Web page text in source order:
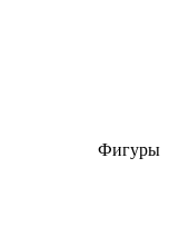
Фигуры